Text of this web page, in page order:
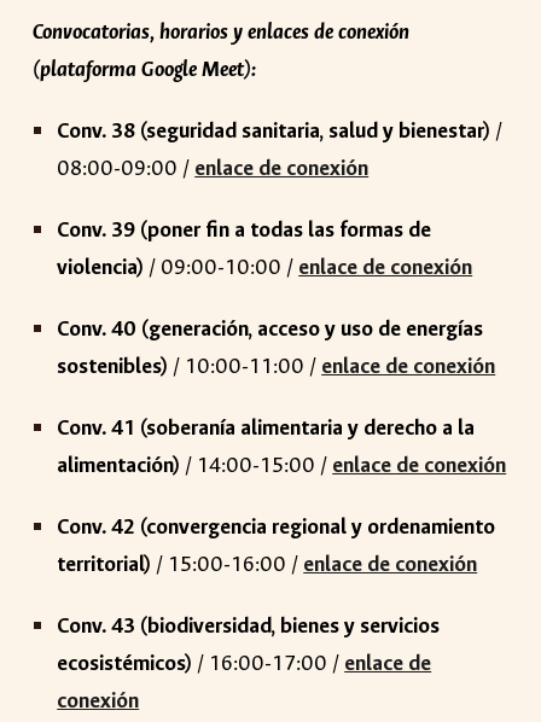
Convocatorias, horarios y enlaces de conexión
(plataforma Google Meet):
Conv. 38 (seguridad sanitaria, salud y bienestar) /
08:00-09:00 / enlace de conexión
Conv. 39 (poner fin a todas las formas de
violencia) / 09:00-10:00 / enlace de conexión
Conv.40 (generación, acceso y uso de energías
sostenibles) / 10:00-11:00 / enlace de conexión
Conv.41 (soberanía alimentaria y derecho a la
alimentación) / 14:00-15:00 / enlace de conexión
Conv.42 (convergencia regional y ordenamiento
territorial) / 15:00-16:00 / enlace de conexión
Conv.43 (biodiversidad, bienes y servicios
ecosistémicos) / 16:00-17:00 / enlace de
conexión